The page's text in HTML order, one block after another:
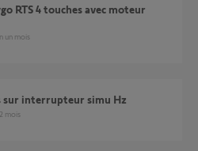
un mois
sur interrupteur simu Hz
mois